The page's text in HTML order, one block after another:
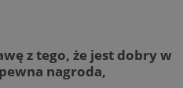
z tego, że jest dobry w
nagroda,